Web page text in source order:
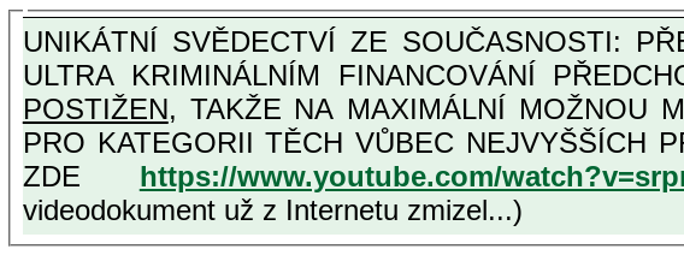
UNIKÁTNÍ SVĚDECTVÍ ZE SOUČASNOSTI: PŘEDSEDA VLASTIZRÁDNÉ VLÁDY KGB MIMOŘÁDNĚ DETAILNĚ O
ULTRA KRIMINÁLNÍM FINANCOVÁNÍ
POSTIŽEN, TAKŽE NA MAXIMÁLNÍ MOŽNOU MÍRU OSVĚDČENÁ VLASTIZRÁDNÁ ČESKÁ
PRO KATEGORII TĚCH VŮBEC NEJVYŠŠÍCH PROTINÁRODNÍCH A PROTISTÁTNÍCH VLASTIZRÁDCŮ, VIZ NAPŘ.
ZDE https://www.youtube.com/
videodokument už z Internetu zmizel...)